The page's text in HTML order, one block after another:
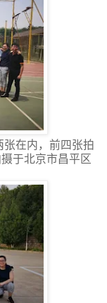
在内，前四张拍
于北京市昌平区